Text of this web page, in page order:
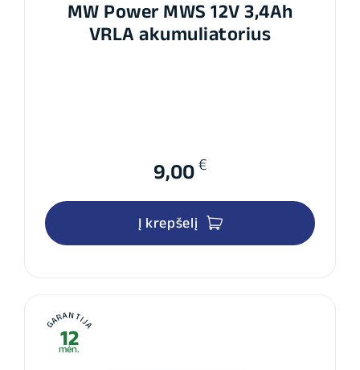
MW Power MWS 12V 3,4Ah
VRLA akumuliatorius
9,00 €
Į krepšelį
GARANTIJA
12
mėn.